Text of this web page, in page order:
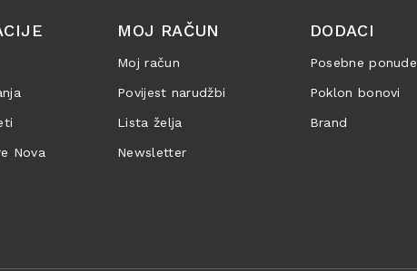
Nova
MOJ RAČUN
Moj račun
Povijest narudžbi
Lista želja
Newsletter
DODACI
Posebne ponude
Poklon bonovi
Brand